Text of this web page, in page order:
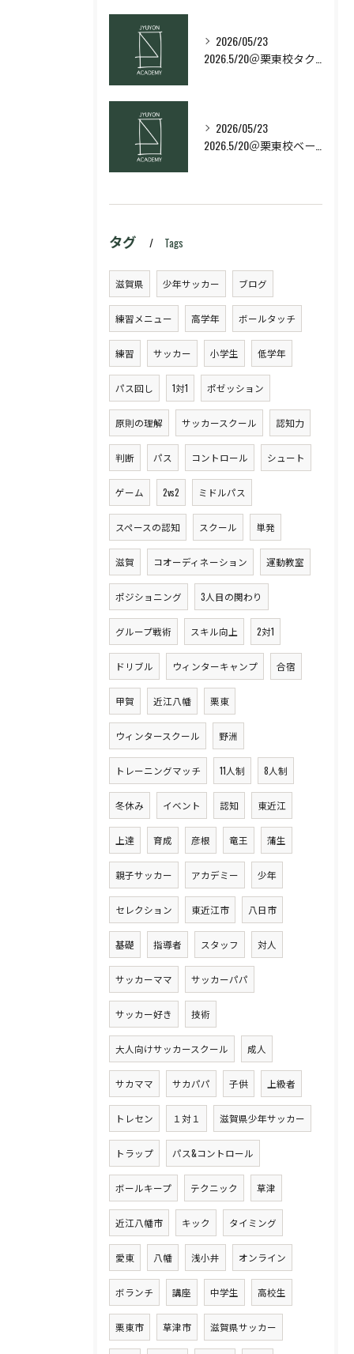
2026/05/23
2026/05/23
タグ Tags
滋賀県 少年サッカー ブログ
練習メニュー 高学年 ボールタッチ
練習 サッカー 小学生 低学年
パス回し 1対1 ポゼッション
原則の理解 サッカースクール 認知力
判断 パス コントロール シュート
ゲーム 2vs2 ミドルパス
スペースの認知 スクール 単発
滋賀 コオーディネーション 運動教室
ポジショニング 3人目の関わり
グループ戦術 スキル向上 2対1
ドリブル ウィンターキャンプ 合宿
甲賀 近江八幡 栗東
ウィンタースクール 野洲
トレーニングマッチ 11人制 8人制
冬休み イベント 認知 東近江
上達 育成 彦根 竜王 蒲生
親子サッカー アカデミー 少年
セレクション 東近江市 八日市
基礎 指導者 スタッフ 対人
サッカーママ サッカーパパ
サッカー好き 技術
大人向けサッカースクール 成人
サカママ サカパパ 子供 上級者
トレセン １対１ 滋賀県少年サッカー
トラップ パス&コントロール
ボールキープ テクニック 草津
近江八幡市 キック タイミング
愛東 八幡 浅小井 オンライン
ボランチ 講座 中学生 高校生
栗東市 草津市 滋賀県サッカー